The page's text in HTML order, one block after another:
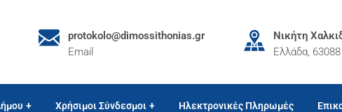
protokolo@dimossithonias.gr
Email
Νικήτη
Ελλάδα, 63088
Χρήσιμοι Σύνδεσμοι Ηλεκτρονικές Πληρωμές